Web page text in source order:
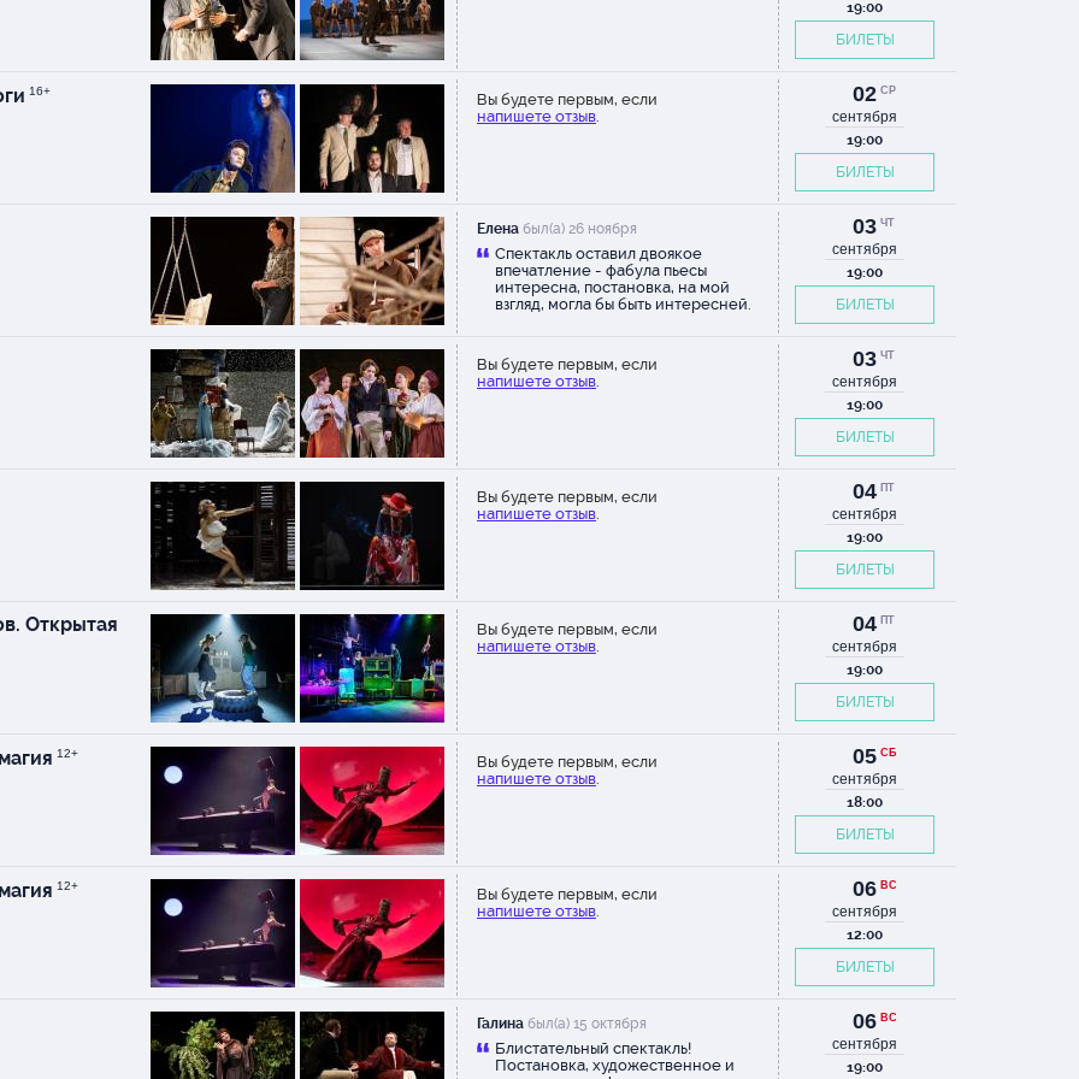
корыстных и подлых людей, она едва
мирится с коварным планом своей
матушки, видно как вся эта возня с
определенной целью ранит ее и
доставляет ей страдания. Но конец
показывает что все-таки не так легко
бороться и не поддаваться
окружению, а, может, даже живущим
внутри человека "демонам"...Из
актеров понравилась игра Ольги
Прокофьевой (главная роль) - мне
кажется, в своей роли она проделала
больше всех работы, Наталья
Филипповой в роли чудаковатой и
бомжеватой Фарпухиной, которую
все принимают за умалишенную (ну
да, она такой и кажется, на фоне
воспитанного, живущему по этикету
света). Конечно, есть и персонаж
"идиот", князь. Не плохо сыграли
молодые актеры, Всеволод Макаров
и Полина Лазарева, не
переигрывали, всего в меру.
Кристина был(а) 21 марта
“Ходили на спектакль 21/03. Очень
понравился, яркий, динамичный,
смотрится на одном дыхании.
Порадовали костюмы и музыка.
Советую сходить, если хотите
интересно провести вечер.
был(а) 05 февраля
В четверг (5.02.2015) смотрела этот
замечательный спектакль в театре
Маяковского. Давно я не получала
такого удовольствия! Прекрасный
актерский состав, великолепная
игра каждого из актеров, радующие
глаз костюмы, словом, постановка
просто на высоте! Три часа
пролетают просто незаметно -
настолько увлекает все
происходящее не сцене!Отдельного
комментария заслуживает сам театр:
уютный, небольшой, с любезным
персоналом... Хочется возвращаться
19:00
БИЛЕТЫ
16+
Вы будете первым, если
напишете отзыв.
02 СР
сентября
19:00
БИЛЕТЫ
Елена был(а) 26 ноября
Спектакль оставил двоякое
впечатление - фабула пьесы
интересна, постановка, на мой
взгляд, могла бы быть интересней.
03 ЧТ
сентября
19:00
БИЛЕТЫ
Вы будете первым, если
напишете отзыв.
03 ЧТ
сентября
19:00
БИЛЕТЫ
Вы будете первым, если
напишете отзыв.
04 ПТ
сентября
19:00
БИЛЕТЫ
Открытая
Вы будете первым, если
напишете отзыв.
04 ПТ
сентября
19:00
БИЛЕТЫ
12+
Вы будете первым, если
напишете отзыв.
05 СБ
сентября
18:00
БИЛЕТЫ
12+
Вы будете первым, если
напишете отзыв.
06 ВС
сентября
12:00
БИЛЕТЫ
Галина был(а) 15 октября
Блистательный спектакль!
Постановка, художественное и
06 ВС
сентября
19:00